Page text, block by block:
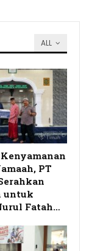
ALL
PT
untuk
Fatah…